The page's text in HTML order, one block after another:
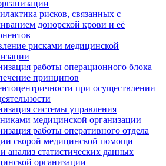
рисков, связанных с
донорской крови и её
рисками медицинской
работы операционного блока
принципов
при осуществлении
системы управления
медицинской организации
работы оперативного отдела
скорой медицинской помощи
анализ статистических данных
организации